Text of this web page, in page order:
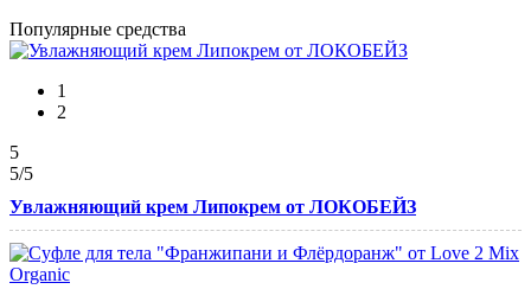
Популярные средства
1
2
5
5/5
Увлажняющий крем Липокрем от ЛОКОБЕЙЗ